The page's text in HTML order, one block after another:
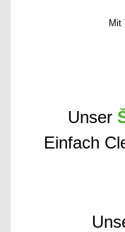
Mit
Unser
Einfach